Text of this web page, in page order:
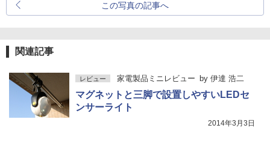
この写真の記事へ
関連記事
レビュー 家電製品ミニレビュー by 伊達 浩二
マグネットと三脚で設置しやすいLEDセ
ンサーライト
2014年3月3日